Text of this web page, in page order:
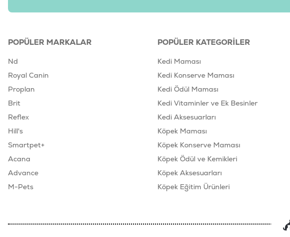
POPÜLER MARKALAR
Nd
Royal Canin
Proplan
Brit
Reflex
Hill's
Smartpet+
Acana
Advance
M-Pets
POPÜLER KATEGORILER
Kedi Maması
Kedi Konserve Maması
Kedi Ödül Maması
Kedi Vitaminler ve Ek Besinler
Kedi Aksesuarları
Köpek Maması
Köpek Konserve Maması
Köpek Ödül ve Kemikleri
Köpek Aksesuarları
Köpek Eğitim Ürünleri